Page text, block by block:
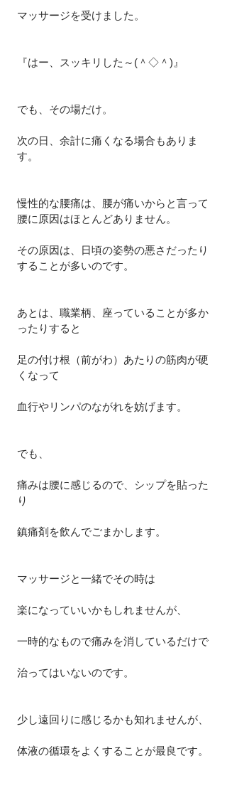
マッサージを受けました。
『はー、スッキリした～(＾◇＾)』
でも、その場だけ。
次の日、余計に痛くなる場合もありま
す。
慢性的な腰痛は、腰が痛いからと言って
腰に原因はほとんどありません。
その原因は、日頃の姿勢の悪さだったり
することが多いのです。
あとは、職業柄、座っていることが多か
ったりすると
足の付け根（前がわ）あたりの筋肉が硬
くなって
血行やリンパのながれを妨げます。
でも、
痛みは腰に感じるので、シップを貼った
り
鎮痛剤を飲んでごまかします。
マッサージと一緒でその時は
楽になっていいかもしれませんが、
一時的なもので痛みを消しているだけで
治ってはいないのです。
少し遠回りに感じるかも知れませんが、
体液の循環をよくすることが最良です。